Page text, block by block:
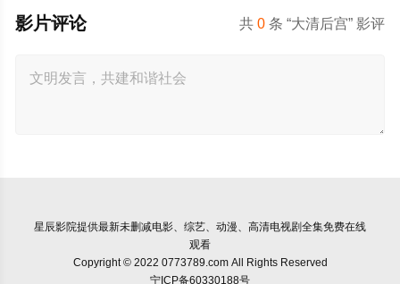
共0 条 “大清后宫” 影评
影片评论
星辰影院提供最新未删减电影、综艺、动漫、高清电视剧全集免费在线
观看
Copyright © 2022 0773789.com All Rights Reserved
宁ICP备60330188号